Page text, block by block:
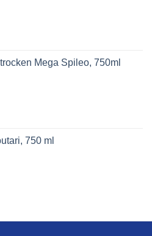
Mega Spileo, 750ml
750 ml